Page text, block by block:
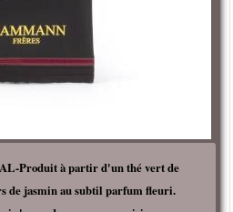
Produit à partir d'un thé vert de
de jasmin au subtil parfum fleuri.